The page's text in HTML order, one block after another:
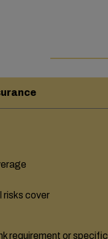
risks cover
requirement or specific